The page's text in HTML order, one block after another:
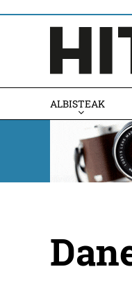
ALBISTEAK